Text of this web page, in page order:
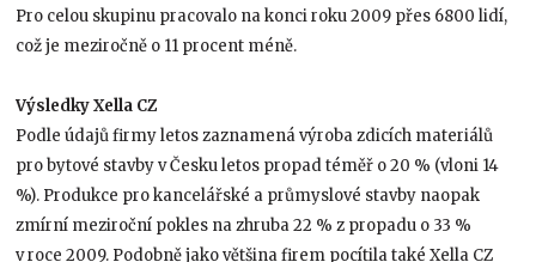
Pro celou skupinu pracovalo na konci roku 2009 přes 6800 lidí,
což je meziročně o 11 procent méně.
Výsledky Xella CZ
Podle údajů firmy letos zaznamená výroba zdicích materiálů
pro bytové stavby v Česku letos propad téměř o 20 % (vloni 14
%). Produkce pro kancelářské a průmyslové stavby naopak
zmírní meziroční pokles na zhruba 22 % z propadu o 33 %
v roce 2009. Podobně jako většina firem pocítila také Xella CZ